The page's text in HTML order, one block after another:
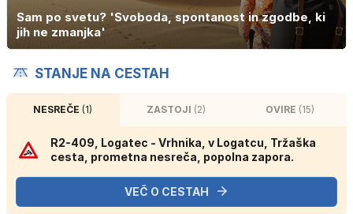
Sam po svetu? 'Svoboda, spontanost in zgodbe, ki
jih ne zmanjka'
STANJE NA CESTAH
NESREČE(1) ZASTOJI (2) OVIRE (15)
R2-409, Logatec - Vrhnika, v Logatcu, Tržaška
cesta, prometna nesreča, popolna zapora.
VEČ O CESTAH